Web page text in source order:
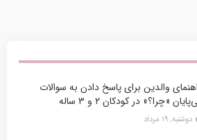
والدین برای پاسخ دادن به سوالات
«چرا؟» در کودکان ۲ و ۳ ساله
دوشنبه, ۱۹ مرداد